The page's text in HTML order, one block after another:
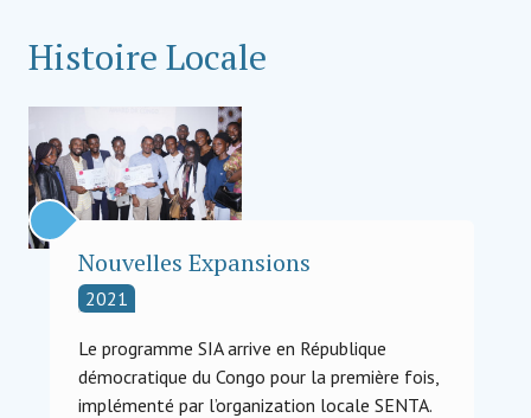
Histoire Locale
Nouvelles Expansions
2021
Le programme SIA arrive en République
démocratique du Congo pour la première fois,
implémenté par l’organization locale SENTA.